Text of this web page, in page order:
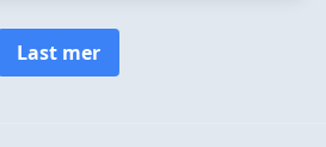
Last mer